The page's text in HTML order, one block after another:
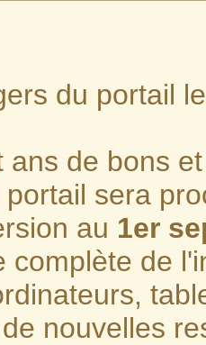
du portail
ans de bons
sera
au 1er
complète de
nouvelles